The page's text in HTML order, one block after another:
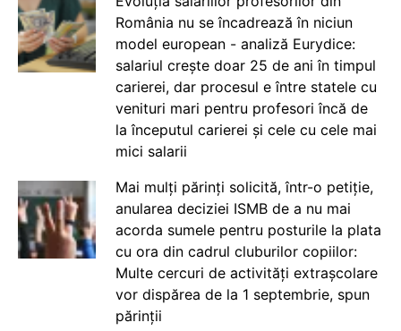
România nu se încadrează în niciun
model european - analiză Eurydice:
salariul crește doar 25 de ani în timpul
carierei, dar procesul e între statele cu
venituri mari pentru profesori încă de
la începutul carierei și cele cu cele mai
mici salarii
Mai mulți părinți solicită, într-o petiție,
anularea deciziei ISMB de a nu mai
acorda sumele pentru posturile la plata
cu ora din cadrul cluburilor copiilor:
Multe cercuri de activități extrașcolare
vor dispărea de la 1 septembrie, spun
părinții